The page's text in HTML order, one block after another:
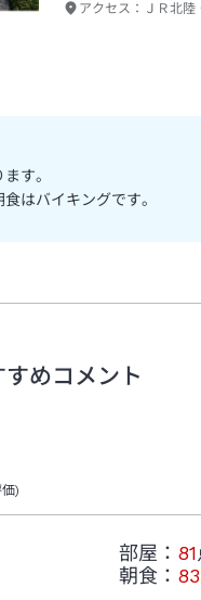
アクセス： ＪＲ北
す。
はバイキングです。
めコメント
)
部屋 ： 81
朝食 ： 83